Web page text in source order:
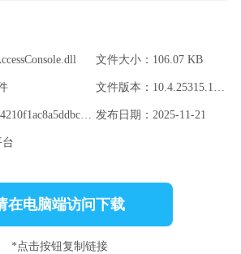
文件大小：106.07 KB
文件版本：10.4.25315.1001
文件MD5：7436dcddb4210f1ac8a5ddbce0147bce 发布日期：2025-11-21
台
在电脑端访问下载
*点击按钮复制链接